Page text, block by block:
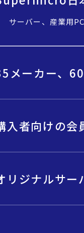
サーバー、産業用
メーカー、
入者向けの会
リジナルサー